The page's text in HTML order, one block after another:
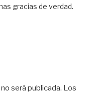
gracias de verdad.
será publicada. Los